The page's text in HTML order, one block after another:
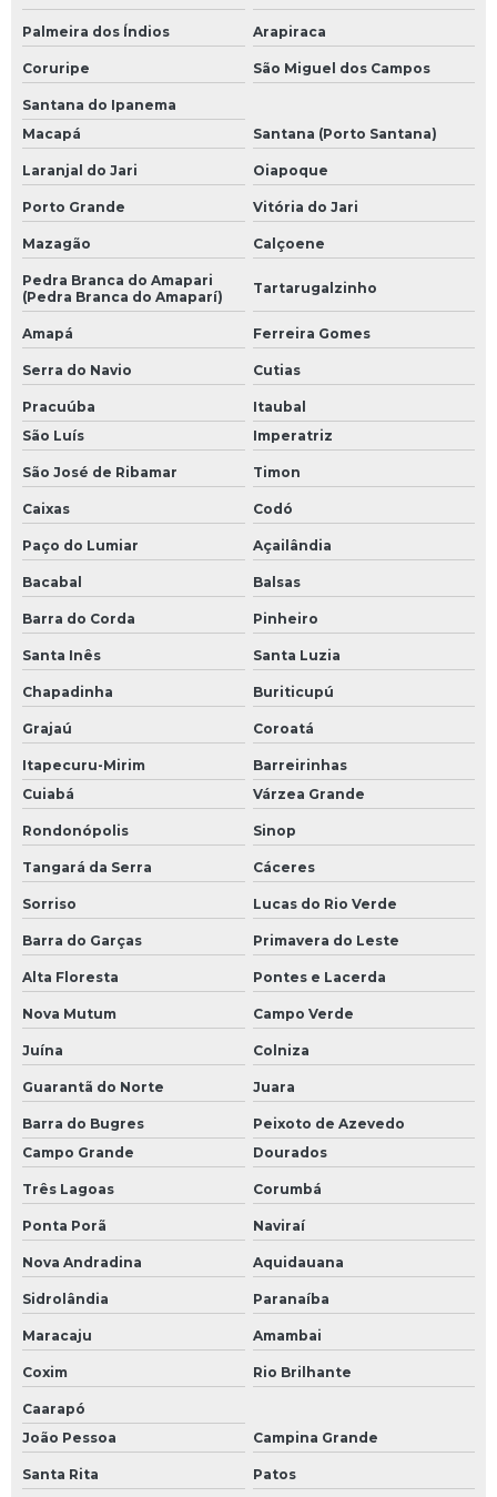
Palmeira dos Índios Arapiraca
Coruripe São Miguel dos Campos
Santana do Ipanema
Macapá
Santana (Porto Santana)
Laranjal do Jari Oiapoque
Porto Grande Vitória do Jari
Mazagão Calçoene
Pedra Branca do Amapari
(Pedra Branca do Amaparí)
Tartarugalzinho
Amapá Ferreira Gomes
Serra do Navio Cutias
Pracuúba
Itaubal
São Luís
Imperatriz
São José de Ribamar Timon
Caixas Codó
Paço do Lumiar Açailândia
Bacabal Balsas
Barra do Corda Pinheiro
Santa Inês Santa Luzia
Chapadinha Buriticupú
Grajaú Coroatá
Itapecuru-Mirim
Barreirinhas
Cuiabá
Várzea Grande
Rondonópolis Sinop
Tangará da Serra Cáceres
Sorriso Lucas do Rio Verde
Barra do Garças Primavera do Leste
Alta Floresta Pontes e Lacerda
Nova Mutum Campo Verde
Juína Colniza
Guarantã do Norte Juara
Barra do Bugres
Peixoto de Azevedo
Campo Grande
Dourados
Três Lagoas Corumbá
Ponta Porã Naviraí
Nova Andradina Aquidauana
Sidrolândia Paranaíba
Maracaju Amambai
Coxim Rio Brilhante
Caarapó
João Pessoa
Campina Grande
Santa Rita Patos